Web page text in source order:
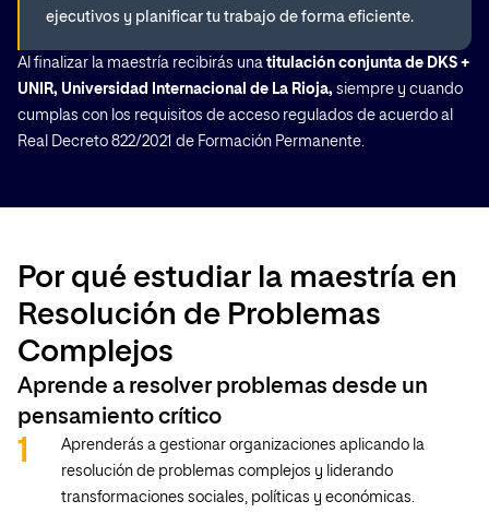
ejecutivos y planificar tu trabajo de forma eficiente.
Al finalizar la maestría recibirás una titulación conjunta de DKS +
UNIR, Universidad Internacional de La Rioja, siempre y cuando
cumplas con los requisitos de acceso regulados de acuerdo al
Real Decreto 822/2021 de Formación Permanente.
Por qué estudiar la maestría en
Resolución de Problemas
Complejos
Aprende a resolver problemas desde un
pensamiento crítico
Aprenderás a gestionar organizaciones aplicando la
resolución de problemas complejos y liderando
transformaciones sociales, políticas y económicas.